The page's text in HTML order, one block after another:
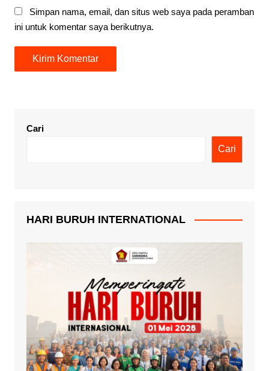
Simpan nama, email, dan situs web saya pada peramban
ini untuk komentar saya berikutnya.
Cari
Cari
HARI BURUH INTERNATIONAL